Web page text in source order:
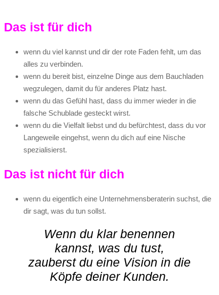
Das ist für dich
wenn du viel kannst und dir der rote Faden fehlt, um das
alles zu verbinden.
wenn du bereit bist, einzelne Dinge aus dem Bauchladen
wegzulegen, damit du für anderes Platz hast.
wenn du das Gefühl hast, dass du immer wieder in die
falsche Schublade gesteckt wirst.
wenn du die Vielfalt liebst und du befürchtest, dass du vor
Langeweile eingehst, wenn du dich auf eine Nische
spezialisierst.
Das ist nicht für dich
wenn du eigentlich eine Unternehmensberaterin suchst, die
dir sagt, was du tun sollst.
Wenn du klar benennen
kannst, was du tust,
zauberst du eine Vision in die
Köpfe deiner Kunden.